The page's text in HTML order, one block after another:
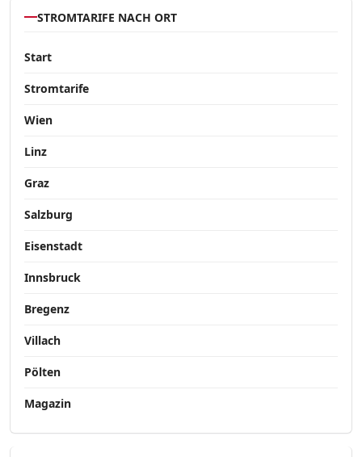
STROMTARIFE NACH ORT
Start
Stromtarife
Wien
Linz
Graz
Salzburg
Eisenstadt
Innsbruck
Bregenz
Villach
Pölten
Magazin